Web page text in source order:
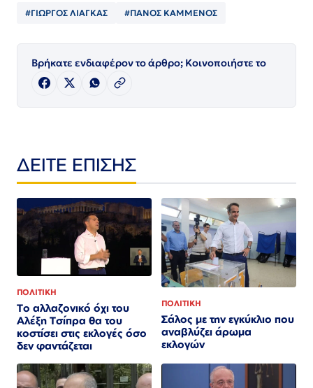
#ΓΙΩΡΓΟΣ ΛΙΑΓΚΑΣ #ΠΑΝΟΣ ΚΑΜΜΕΝΟΣ
Βρήκατε ενδιαφέρον το άρθρο; Κοινοποιήστε το
ΔΕΙΤΕ ΕΠΙΣΗΣ
ΠΟΛΙΤΙΚΗ
Το αλλαζονικό όχι του
Αλέξη Τσίπρα θα του
κοστίσει στις εκλογές όσο
δεν φαντάζεται
ΠΟΛΙΤΙΚΗ
Σάλος με την εγκύκλιο που
αναβλύζει άρωμα
εκλογών